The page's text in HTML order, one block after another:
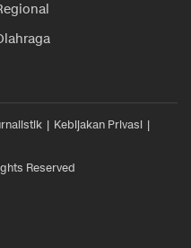
Kebijakan Privasi
Reserved